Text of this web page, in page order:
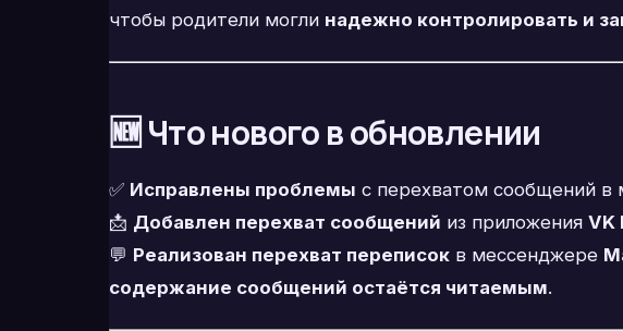
чтобы родители могли надежно контролировать и
🆕 Что нового в обновлении
✅ Исправлены проблемы с перехватом сообщений в
📩 Добавлен перехват сообщений из приложения VK
💬 Реализован перехват переписок в мессенджере
содержание сообщений остаётся читаемым.